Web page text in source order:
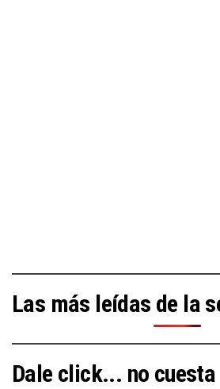
Las más leídas de la
Dale click... no cuesta